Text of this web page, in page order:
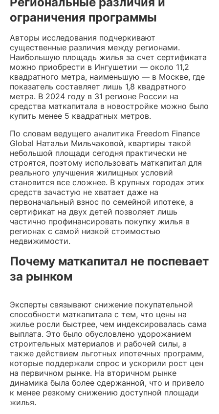
ограничения программы
Авторы исследования подчеркивают
существенные различия между регионами.
Наибольшую площадь жилья за счет сертификата
можно приобрести в Ингушетии — около 11,2
квадратного метра, наименьшую — в Москве, где
показатель составляет лишь 1,8 квадратного
метра. В 2024 году в 31 регионе России на
средства маткапитала в новостройке можно было
купить менее 5 квадратных метров.
По словам ведущего аналитика Freedom Finance
Global Натальи Мильчаковой, квартиры такой
небольшой площади сегодня практически не
строятся, поэтому использовать маткапитал для
реального улучшения жилищных условий
становится все сложнее. В крупных городах этих
средств зачастую не хватает даже на
первоначальный взнос по семейной ипотеке, а
сертификат на двух детей позволяет лишь
частично профинансировать покупку жилья в
регионах с самой низкой стоимостью
недвижимости.
Почему маткапитал не поспевает
за рынком
Эксперты связывают снижение покупательной
способности маткапитала с тем, что цены на
жилье росли быстрее, чем индексировалась сама
выплата. Это было обусловлено удорожанием
строительных материалов и рабочей силы, а
также действием льготных ипотечных программ,
которые поддержали спрос и ускорили рост цен
на первичном рынке. На вторичном рынке
динамика была более сдержанной, что и привело
к менее резкому снижению доступной площади
жилья.